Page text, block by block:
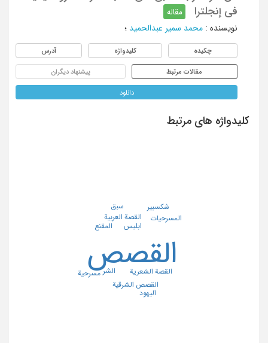
فی إنجلترا
مقاله
نویسنده : محمد سمیر عبدالحمید ؛
چکیده کلیدواژه آدرس
مقالات مرتبط پیشنهاد دیگران
دانلود
کلیدواژه های مرتبط
القصص
ابلیس
الشر القصة الشعریة
القصة العربیة
القصص الشرقیة
المسرحیات
المقنع
الیهود
سبق شکسبیر
مسرحیة